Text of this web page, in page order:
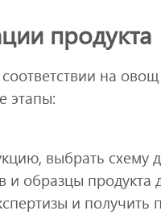
продукта
на овощ
этапы:
выбрать схему
и образцы продукта
и получить